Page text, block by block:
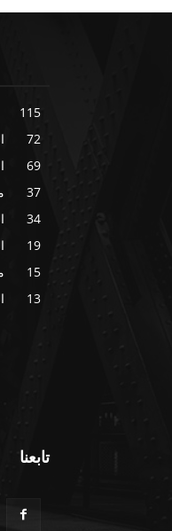
115
72
69
37
34
19
15
13
تابعنا